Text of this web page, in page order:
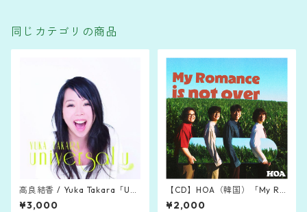
同じカテゴリの商品
高良結香 / Yuka Takara「Uni
versal U」(2011)
¥3,000
【CD】HOA（韓国）「My Ro
mance is not over」
¥2,000